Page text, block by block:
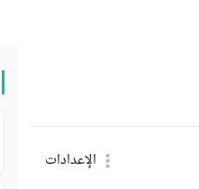
الإعدادات